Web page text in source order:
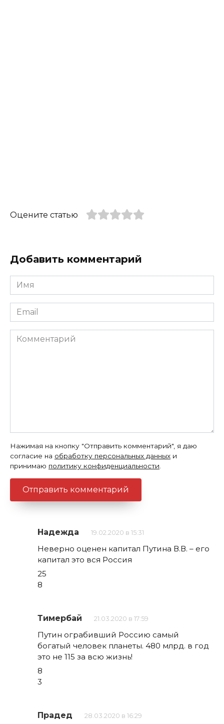
Оцените статью
Добавить комментарий
Имя
*
Email
*
Комментарий
Нажимая на кнопку "Отправить комментарий", я даю
согласие на обработку персональных данных и
принимаю политику конфиденциальности.
Надежда 19.02.2020 в 15:31
Неверно оценен капитал Путина В.В. – его
капитал это вся Россия
25
8
Тимербай 21.03.2020 в 17:59
Путин ограбивший Россию самый
богатый человек планеты. 480 млрд. в год
это не 115 за всю жизнь!
8
3
Прадед 28.03.2020 в 16:29